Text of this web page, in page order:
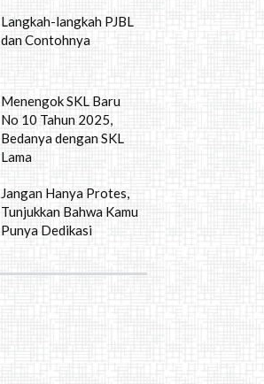
Langkah-langkah PJBL
dan Contohnya
Menengok SKL Baru
No 10 Tahun 2025,
Bedanya dengan SKL
Lama
Jangan Hanya Protes,
Tunjukkan Bahwa Kamu
Punya Dedikasi